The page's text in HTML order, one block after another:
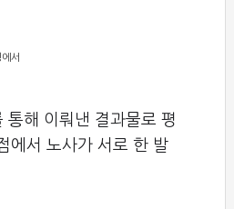
서
통해 이뤄낸 결과물로 평
에서 노사가 서로 한 발